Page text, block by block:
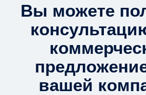
Вы можете
вашей